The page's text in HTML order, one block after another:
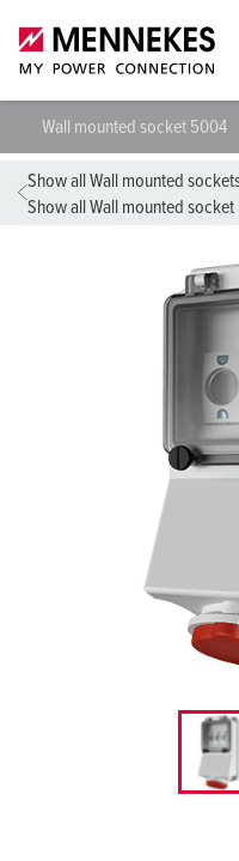
Wall mounted socket 5004
Show all Wall mounted
Show all Wall mounted socket